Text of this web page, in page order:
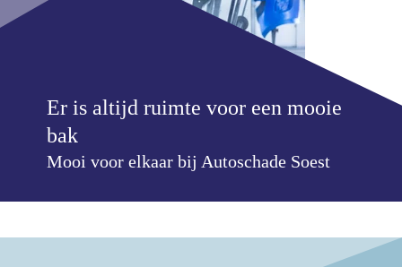
Er is altijd ruimte voor een mooie
bak
Mooi voor elkaar bij Autoschade Soest